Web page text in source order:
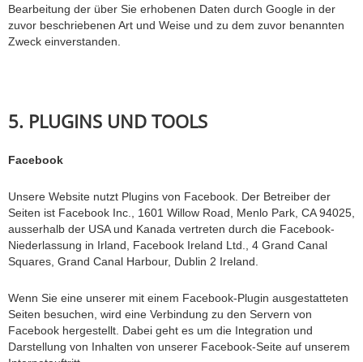
Bearbeitung der über Sie erhobenen Daten durch Google in der
zuvor beschriebenen Art und Weise und zu dem zuvor benannten
Zweck einverstanden.
5. PLUGINS UND TOOLS
Facebook
Unsere Website nutzt Plugins von Facebook. Der Betreiber der
Seiten ist Facebook Inc., 1601 Willow Road, Menlo Park, CA 94025,
ausserhalb der USA und Kanada vertreten durch die Facebook-
Niederlassung in Irland, Facebook Ireland Ltd., 4 Grand Canal
Squares, Grand Canal Harbour, Dublin 2 Ireland.
Wenn Sie eine unserer mit einem Facebook-Plugin ausgestatteten
Seiten besuchen, wird eine Verbindung zu den Servern von
Facebook hergestellt. Dabei geht es um die Integration und
Darstellung von Inhalten von unserer Facebook-Seite auf unserem